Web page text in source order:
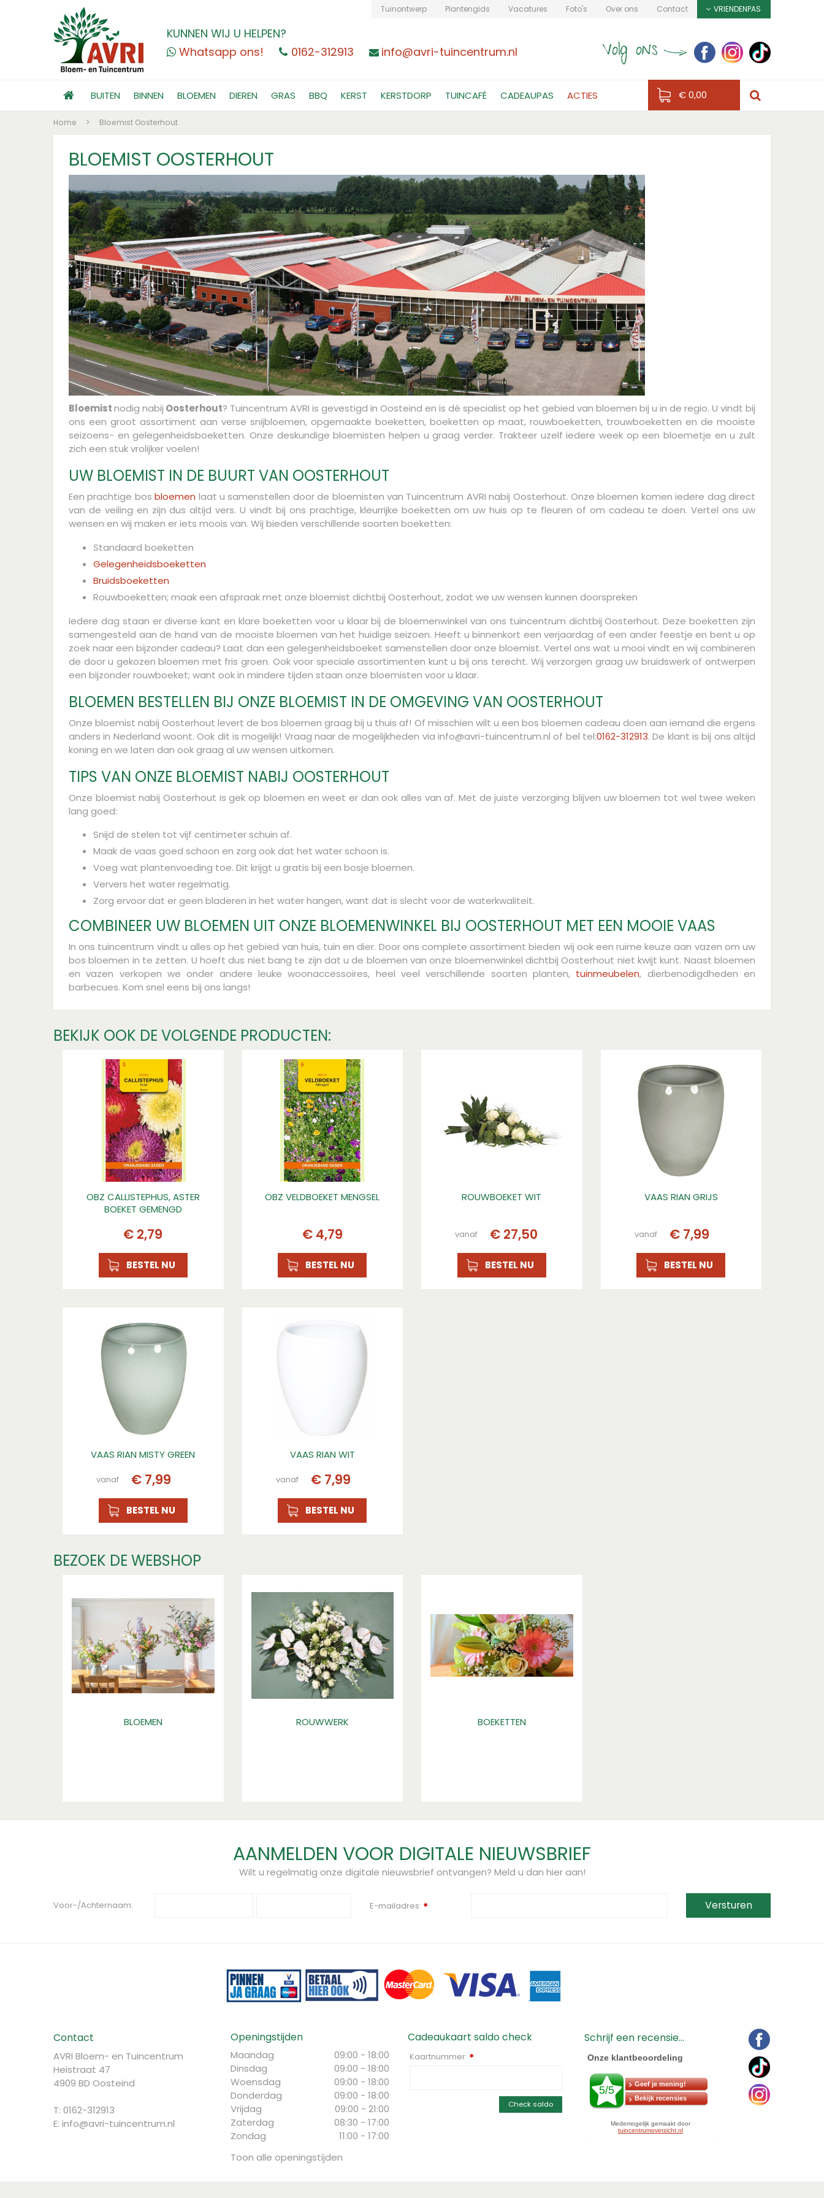
Home > Bloemist Oosterhout
KUNNEN WIJ U HELPEN?
Whatsapp ons!
0162-312913 info@avri-tuincentrum.nl
Tuinontwerp Plantengids Vacatures Foto's Over ons Contact VRIENDENPAS
BUITEN BINNEN BLOEMEN DIEREN GRAS BBQ KERST KERSTDORP TUINCAFÉ CADEAUPAS ACTIES € 0,00
BLOEMIST OOSTERHOUT
Bloemistnodig nabij Oosterhout? Tuincentrum AVRI is gevestigd in Oosteind en is dé specialist op het gebied van bloemen bij u in de regio. U vindt bij
ons een groot assortiment aan verse snijbloemen, opgemaakte boeketten, boeketten op maat, rouwboeketten, trouwboeketten en de mooiste
seizoens- en gelegenheidsboeketten. Onze deskundige bloemisten helpen u graag verder. Trakteer uzelf iedere week op een bloemetje en u zult
zich een stuk vrolijker voelen!
UW BLOEMIST IN DE BUURT VAN OOSTERHOUT
Een prachtige bosbloemen laat u samenstellen door de bloemisten van Tuincentrum AVRI nabij Oosterhout. Onze bloemen komen iedere dag direct
van de veiling en zijn dus altijd vers. U vindt bij ons prachtige, kleurrijke boeketten om uw huis op te fleuren of om cadeau te doen. Vertel ons uw
wensen en wij maken er iets moois van. Wij bieden verschillende soorten boeketten:
Standaard boeketten
Gelegenheidsboeketten
Bruidsboeketten
Rouwboeketten; maak een afspraak met onze bloemist dichtbij Oosterhout, zodat we uw wensen kunnen doorspreken
Iedere dag staan er diverse kant en klare boeketten voor u klaar bij de bloemenwinkel van ons tuincentrum dichtbij Oosterhout. Deze boeketten zijn
samengesteld aan de hand van de mooiste bloemen van het huidige seizoen. Heeft u binnenkort een verjaardag of een ander feestje en bent u op
zoek naar een bijzonder cadeau? Laat dan een gelegenheidsboeket samenstellen door onze bloemist. Vertel ons wat u mooi vindt en wij combineren
de door u gekozen bloemen met fris groen. Ook voor speciale assortimenten kunt u bij ons terecht. Wij verzorgen graag uw bruidswerk of ontwerpen
een bijzonder rouwboeket; want ook in mindere tijden staan onze bloemisten voor u klaar.
BLOEMEN BESTELLEN BIJ ONZE BLOEMIST IN DE OMGEVING VAN OOSTERHOUT
Onze bloemist nabij Oosterhout levert de bos bloemen graag bij u thuis af! Of misschien wilt u een bos bloemen cadeau doen aan iemand die ergens
anders in Nederland woont. Ook dit is mogelijk! Vraag naar de mogelijkheden via info@avri-tuincentrum.nl of bel tel:0162-312913. De klant is bij ons altijd
koning en we laten dan ook graag al uw wensen uitkomen.
TIPS VAN ONZE BLOEMIST NABIJ OOSTERHOUT
Onze bloemist nabij Oosterhout is gek op bloemen en weet er dan ook alles van af. Met de juiste verzorging blijven uw bloemen tot wel twee weken
lang goed:
Snijd de stelen tot vijf centimeter schuin af.
Maak de vaas goed schoon en zorg ook dat het water schoon is.
Voeg wat plantenvoeding toe. Dit krijgt u gratis bij een bosje bloemen.
Ververs het water regelmatig.
Zorg ervoor dat er geen bladeren in het water hangen, want dat is slecht voor de waterkwaliteit.
COMBINEER UW BLOEMEN UIT ONZE BLOEMENWINKEL BIJ OOSTERHOUT MET EEN MOOIE VAAS
In ons tuincentrum vindt u alles op het gebied van huis, tuin en dier. Door ons complete assortiment bieden wij ook een ruime keuze aan vazen om uw
bos bloemen in te zetten. U hoeft dus niet bang te zijn dat u de bloemen van onze bloemenwinkel dichtbij Oosterhout niet kwijt kunt. Naast bloemen
en vazen verkopen we onder andere leuke woonaccessoires, heel veel verschillende soorten planten, tuinmeubelen, dierbenodigdheden en
barbecues. Kom snel eens bij ons langs!
BEKIJK OOK DE VOLGENDE PRODUCTEN:
OBZ CALLISTEPHUS, ASTER
BOEKET GEMENGD
€ 2,79
BESTEL NU
OBZ VELDBOEKET MENGSEL
€ 4,79
BESTEL NU
ROUWBOEKET WIT
vanaf € 27,50
BESTEL NU
VAAS RIAN GRIJS
vanaf € 7,99
BESTEL NU
VAAS RIAN MISTY GREEN
vanaf € 7,99
BESTEL NU
VAAS RIAN WIT
vanaf € 7,99
BESTEL NU
BEZOEK DE WEBSHOP
BLOEMEN ROUWWERK BOEKETTEN
AANMELDEN VOOR DIGITALE NIEUWSBRIEF
Wilt u regelmatig onze digitale nieuwsbrief ontvangen? Meld u dan hier aan!
Voor-/Achternaam: E-mailadres: *
Contact
AVRI Bloem- en Tuincentrum
Heistraat 47
4909 BD Oosteind
T: 0162-312913
E: info@avri-tuincentrum.nl
Openingstijden
Maandag
09:00 - 18:00
Dinsdag
09:00 - 18:00
Woensdag
09:00 - 18:00
Donderdag
09:00 - 18:00
Vrijdag
09:00 - 21:00
Zaterdag
08:30 - 17:00
Zondag
11:00 - 17:00
Toon alle openingstijden
Cadeaukaart saldo check
Kaartnummer: *
Check saldo
Schrijf een recensie...